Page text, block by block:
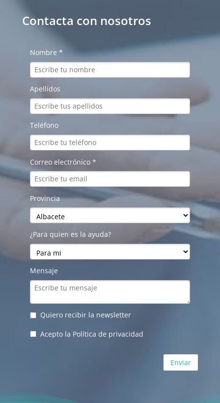
Contacta con nosotros